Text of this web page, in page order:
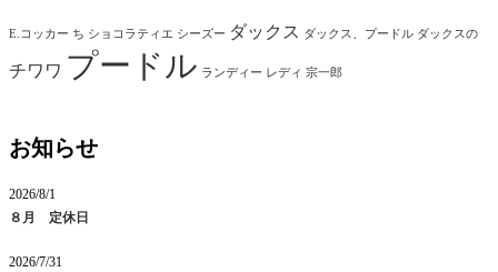
E.コッカー ち ショコラティエ シーズー ダックス ダックス、プードル ダックスの
チワワ プードル ランディー レディ 宗一郎
お知らせ
2026/8/1
８月 定休日
2026/7/31